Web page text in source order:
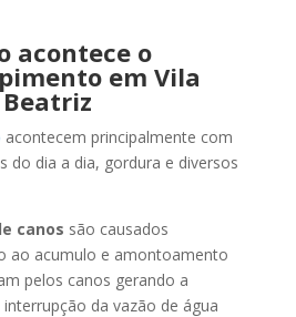
acontece o
em Vila
Beatriz
acontecem principalmente com
do dia a dia, gordura e diversos
canos são causados
ao acumulo e amontoamento
pelos canos gerando a
da vazão de água